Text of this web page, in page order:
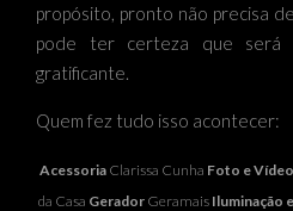
propósito, pronto não precisa
pode ter certeza que será
gratificante.
Quem fez tudo isso acontecer:
Acessoria Clarissa Cunha Foto e Vídeo
da Casa Gerador Geramais Iluminação